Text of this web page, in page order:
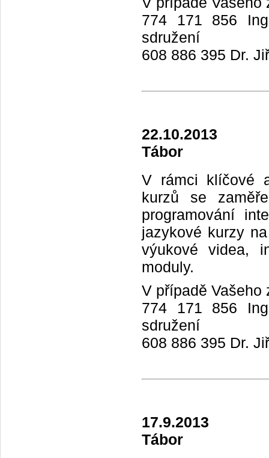
774 171 856
sdružení
608 886 395 Dr.
22.10.2013
Tábor
V rámci klíčové
kurzů se
programování
jazykové kurzy
výukové videa,
moduly.
V případě Vašeho
774 171 856
sdružení
608 886 395 Dr.
17.9.2013
Tábor